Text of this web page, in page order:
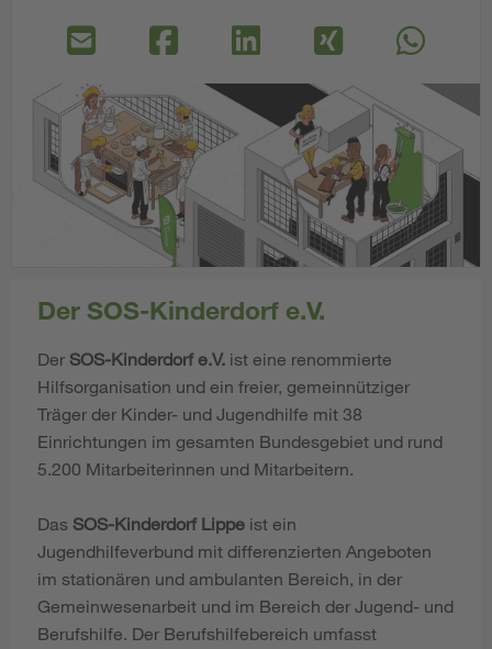
Der SOS-Kinderdorf e.V.
Der SOS-Kinderdorf e.V. ist eine renommierte
Hilfsorganisation und ein freier, gemeinnütziger
Träger der Kinder- und Jugendhilfe mit 38
Einrichtungen im gesamten Bundesgebiet und rund
5.200 Mitarbeiterinnen und Mitarbeitern.
Das SOS-Kinderdorf Lippe ist ein
Jugendhilfeverbund mit differenzierten Angeboten
im stationären und ambulanten Bereich, in der
Gemeinwesenarbeit und im Bereich der Jugend- und
Berufshilfe. Der Berufshilfebereich umfasst